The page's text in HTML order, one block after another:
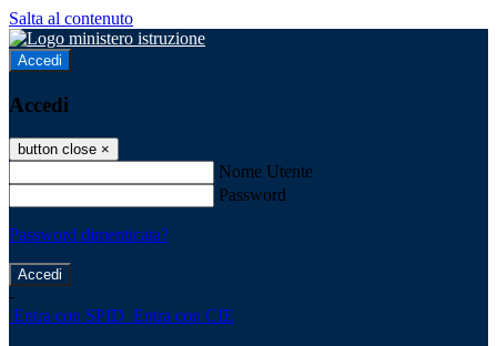
Salta al contenuto
Accedi
Accedi
button close ×
Nome Utente
Password
Password dimenticata?
-
Entra con SPID Entra con CIE